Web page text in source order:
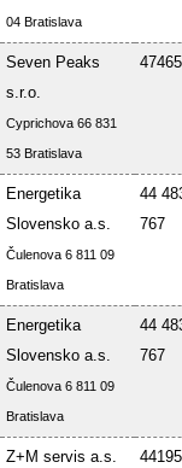
04 Bratislava
Seven Peaks
s.r.o.
Cyprichova 66 831
53 Bratislava
Energetika
Slovensko a.s.
Čulenova 6 811 09
Bratislava
44
767
Energetika
Slovensko a.s.
Čulenova 6 811 09
Bratislava
44
767
Z+M servis a.s.